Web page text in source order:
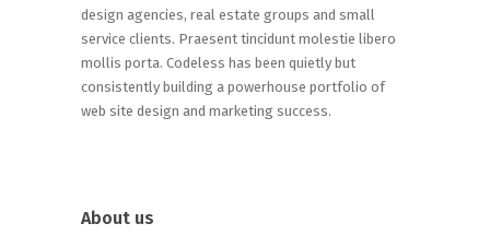
design agencies, real estate groups and small
service clients. Praesent tincidunt molestie libero
mollis porta. Codeless has been quietly but
consistently building a powerhouse portfolio of
web site design and marketing success.
About us